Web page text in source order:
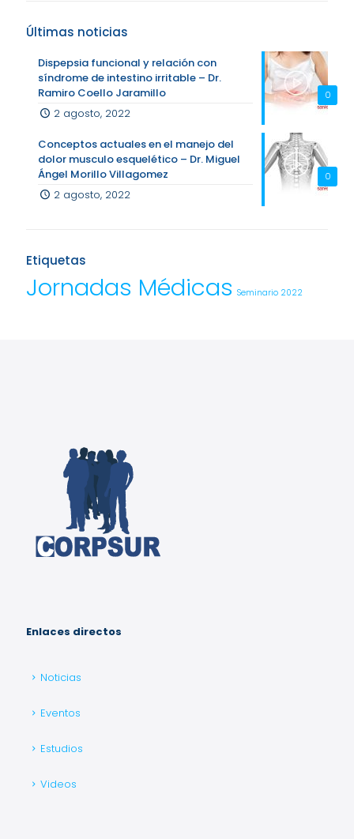
Últimas noticias
0
Dispepsia funcional y relación con
síndrome de intestino irritable – Dr.
Ramiro Coello Jaramillo
2 agosto, 2022
0
Conceptos actuales en el manejo del
dolor musculo esquelético – Dr. Miguel
Ángel Morillo Villagomez
2 agosto, 2022
Etiquetas
Jornadas Médicas Seminario 2022
Enlaces directos
Noticias
Eventos
Estudios
Videos